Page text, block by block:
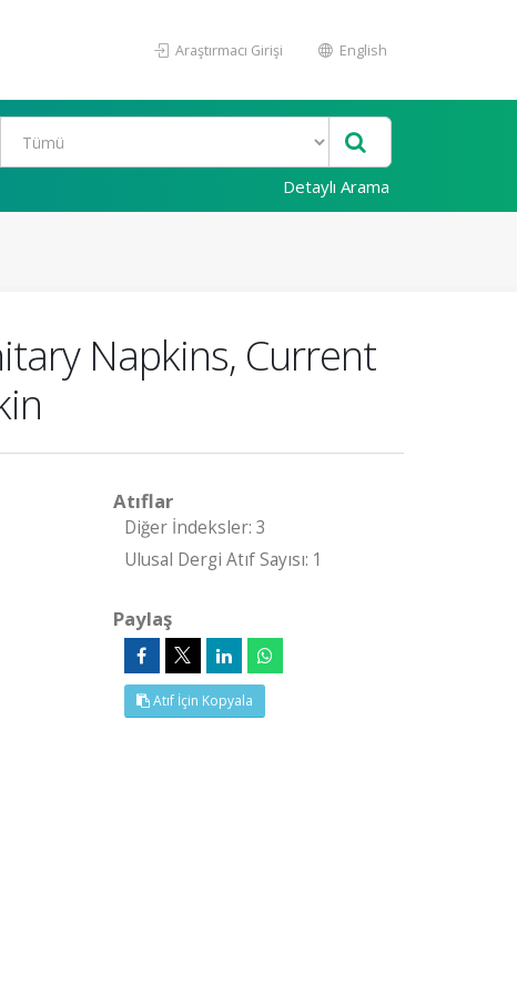
Araştırmacı Girişi English
Detaylı Arama
Napkins, Current
Atıflar
Diğer İndeksler: 3
Ulusal Dergi Atıf Sayısı: 1
Paylaş
Atıf İçin Kopyala